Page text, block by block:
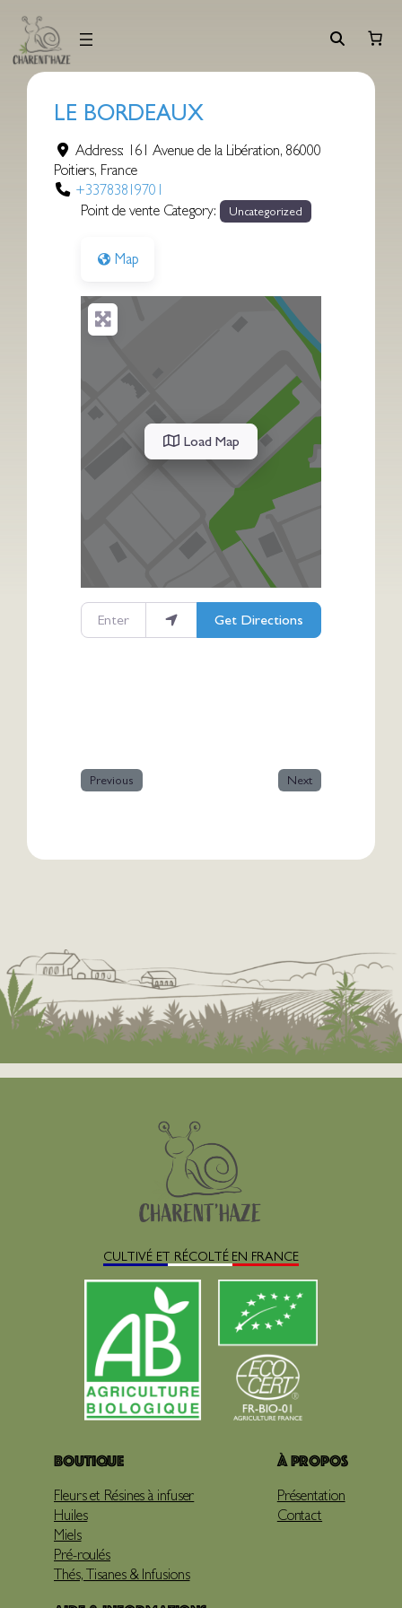
contenu
LE BORDEAUX
Address: 161 Avenue de la Libération, 86000
Poitiers, France
+33783819701
Point de vente Category:
Uncategorized
Map
Load Map
Enter your location
Get Directions
Previous Next
CULTIVÉ ET RÉCOLTÉ EN FRANCE
Boutique
Fleurs et Résines à infuser
Huiles
Miels
Pré-roulés
Thés, Tisanes & Infusions
À propos
Présentation
Contact